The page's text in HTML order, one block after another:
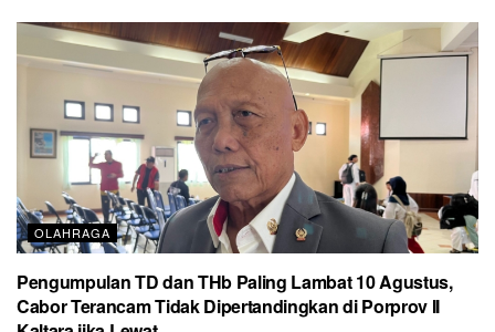
OLAHRAGA
Pengumpulan TD dan THb Paling Lambat 10 Agustus,
Cabor Terancam Tidak Dipertandingkan di Porprov II